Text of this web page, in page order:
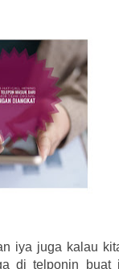
iya juga kalau
di telponin buat